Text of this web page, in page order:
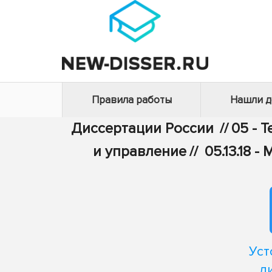
Правила работы Нашли
Диссертации России // 05 -
и управление// 05.13.18